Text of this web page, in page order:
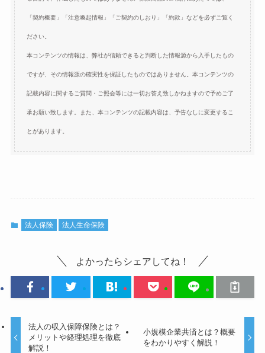
「契約概要」「注意喚起情報」「ご契約のしおり」「約款」などを必ずご覧く
ださい。
本コンテンツの情報は、弊社が信頼できると判断した情報源から入手したもの
ですが、その情報源の確実性を保証したものではありません。本コンテンツの
記載内容に関するご質問・ご照会等には一切お答え致しかねますので予めご了
承お願い致します。また、本コンテンツの記載内容は、予告なしに変更するこ
とがあります。
法人保険 法人生命保険
よかったらシェアしてね！
法人の収入保障保険とは？
メリットや経理処理を徹底
解説！
小規模企業共済とは？概要
をわかりやすく解説！